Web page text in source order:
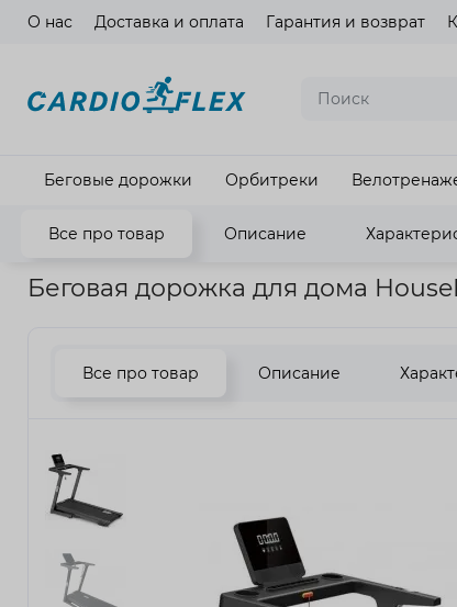
О нас Доставка и оплата Гарантия и возврат
Беговые дорожки Орбитреки
Все про товар Описание
Главная Кардиотренажеры Беговые дорожки
Беговая дорожка для дома
Все про товар Описание